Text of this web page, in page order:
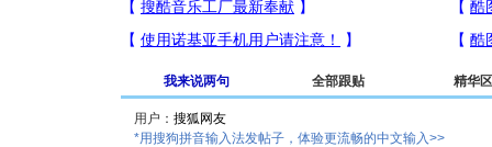
我来说两句 全部跟贴 精华区
用户：
*用搜狗拼音输入法发帖子，体验更流畅的中文输入>>